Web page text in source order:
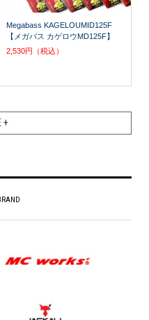
Megabass KAGELOUMID125F
【メガバス カゲロウMD125F】
2,530円（税込）
+